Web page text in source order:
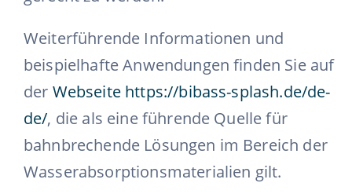
Weiterführende Informationen und
beispielhafte Anwendungen finden Sie auf
der Webseite https://bibass-splash.de/de-
de/, die als eine führende Quelle für
bahnbrechende Lösungen im Bereich der
Wasserabsorptionsmaterialien gilt.